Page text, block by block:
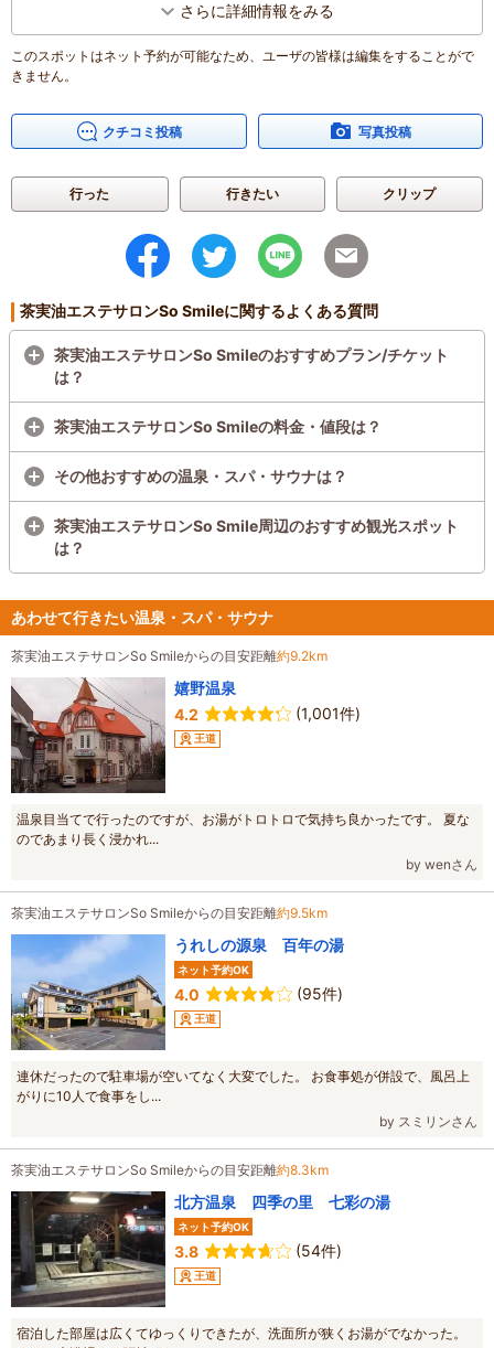
さらに詳細情報をみる
このスポットはネット予約が可能なため、ユーザの皆様は編集をすることがで
きません。
クチコミ投稿 写真投稿
行った 行きたい クリップ
茶実油エステサロンSo Smileに関するよくある質問
茶実油エステサロンSo Smileのおすすめプラン/チケット
は？
茶実油エステサロンSo Smileの料金・値段は？
その他おすすめの温泉・スパ・サウナは？
茶実油エステサロンSo Smile周辺のおすすめ観光スポット
は？
あわせて行きたい温泉・スパ・サウナ
茶実油エステサロンSo Smileからの目安距離約9.2km
嬉野温泉
4.2
(1,001件)
王道
温泉目当てで行ったのですが、お湯がトロトロで気持ち良かったです。 夏な
のであまり長く浸かれ...
by wenさん
茶実油エステサロンSo Smileからの目安距離約9.5km
うれしの源泉 百年の湯
ネット予約OK
4.0 (95件)
王道
連休だったので駐車場が空いてなく大変でした。 お食事処が併設で、風呂上
がりに10人で食事をし...
by スミリンさん
茶実油エステサロンSo Smileからの目安距離約8.3km
北方温泉 四季の里 七彩の湯
ネット予約OK
3.8 (54件)
王道
宿泊した部屋は広くてゆっくりできたが、洗面所が狭くお湯がでなかった。